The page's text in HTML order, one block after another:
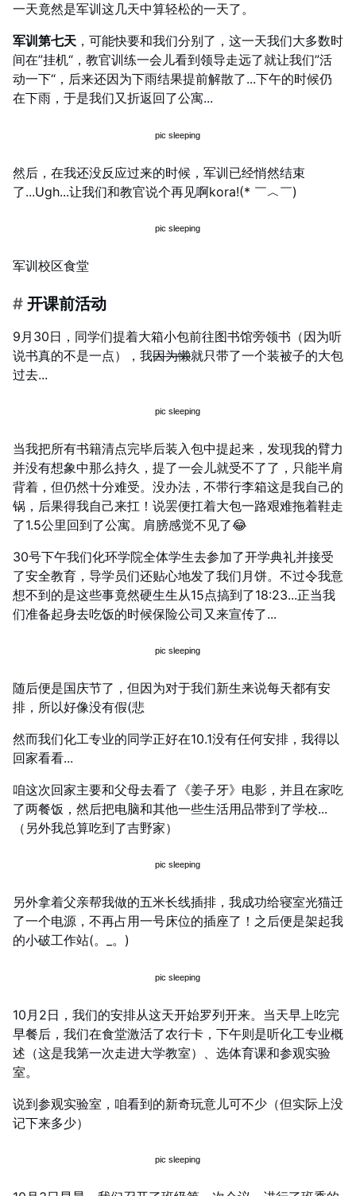
一天竟然是军训这几天中算轻松的一天了。
军训第七天 ，可能快要和我们分别了，这一天我们大多数时
间在”挂机“，教官训练一会儿看到领导走远了就让我们”活
动一下“，后来还因为下雨结果提前解散了...下午的时候仍
在下雨，于是我们又折返回了公寓...
然后，在我还没反应过来的时候，军训已经悄然结束
了...Ugh...让我们和教官说个再见啊kora!(* ￣︿￣)
军训校区食堂
# 开课前活动
9月30日，同学们提着大箱小包前往图书馆旁领书（因为听
说书真的不是一点），我因为懒就只带了一个装被子的大包
过去...
当我把所有书籍清点完毕后装入包中提起来，发现我的臂力
并没有想象中那么持久，提了一会儿就受不了了，只能半肩
背着，但仍然十分难受。没办法，不带行李箱这是我自己的
锅，后果得我自己来扛！说罢便扛着大包一路艰难拖着鞋走
了1.5公里回到了公寓。肩膀感觉不见了😂
30号下午我们化环学院全体学生去参加了开学典礼并接受
了安全教育，导学员们还贴心地发了我们月饼。不过令我意
想不到的是这些事竟然硬生生从15点搞到了18:23...正当我
们准备起身去吃饭的时候保险公司又来宣传了...
随后便是国庆节了，但因为对于我们新生来说每天都有安
排，所以好像没有假(悲
然而我们化工专业的同学正好在10.1没有任何安排，我得以
回家看看...
咱这次回家主要和父母去看了《姜子牙》电影，并且在家吃
了两餐饭，然后把电脑和其他一些生活用品带到了学校...
（另外我总算吃到了吉野家）
另外拿着父亲帮我做的五米长线插排，我成功给寝室光猫迁
了一个电源，不再占用一号床位的插座了！之后便是架起我
的小破工作站(。_。)
10月2日，我们的安排从这天开始罗列开来。当天早上吃完
早餐后，我们在食堂激活了农行卡，下午则是听化工专业概
述（这是我第一次走进大学教室）、选体育课和参观实验
室。
说到参观实验室，咱看到的新奇玩意儿可不少（但实际上没
记下来多少）